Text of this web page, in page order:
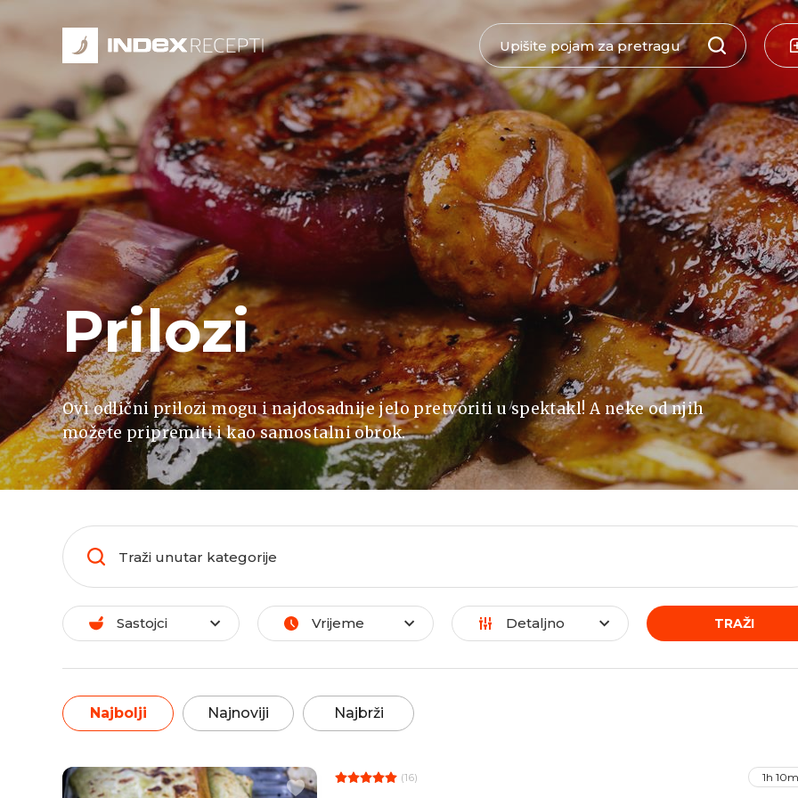
Prilozi
Ovi odlični prilozi mogu i najdosadnije jelo pretvoriti u spektakl! A neke od njih
možete pripremiti i kao samostalni obrok.
Sastojci Vrijeme Detaljno TRAŽI
Najbolji Najnoviji Najbrži
(16) 1h